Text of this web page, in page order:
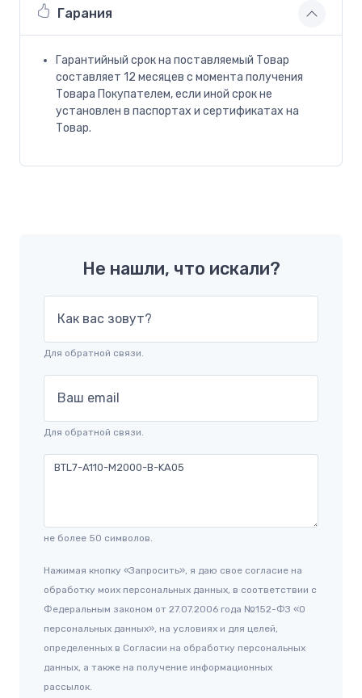
Гарания
Гарантийный срок на поставляемый Товар
составляет 12 месяцев с момента получения
Товара Покупателем, если иной срок не
установлен в паспортах и сертификатах на
Товар.
Не нашли, что искали?
Как вас зовут?
Для обратной связи.
Ваш email
Для обратной связи.
не более 50 символов.
Нажимая кнопку «Запросить», я даю свое согласие на
обработку моих персональных данных, в соответствии с
Федеральным законом от 27.07.2006 года №152-ФЗ «О
персональных данных», на условиях и для целей,
определенных в Согласии на обработку персональных
данных, а также на получение информационных
рассылок.